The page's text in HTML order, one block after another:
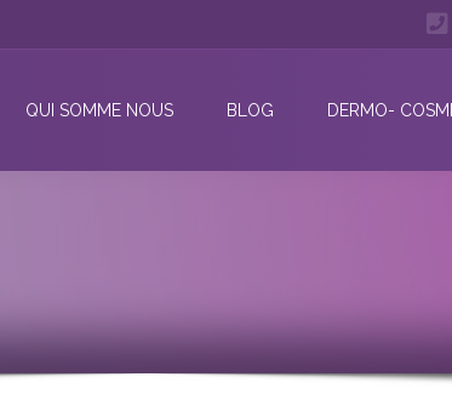
QUI SOMME NOUS BLOG DERMO-